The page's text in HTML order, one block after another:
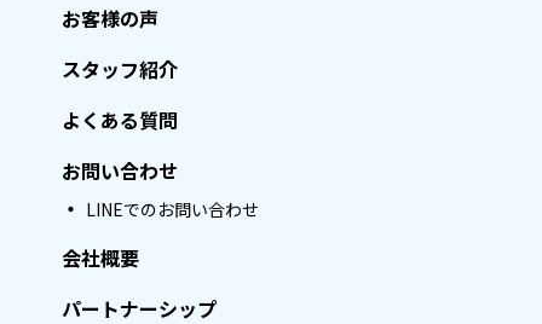
お客様の声
スタッフ紹介
よくある質問
お問い合わせ
LINEでのお問い合わせ
会社概要
パートナーシップ